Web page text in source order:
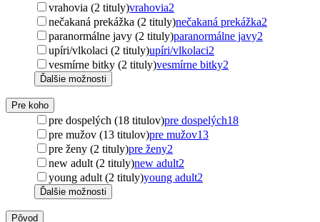
vrahovia (2 tituly)vrahovia2
nečakaná prekážka (2 tituly)nečakaná prekážka2
paranormálne javy (2 tituly)paranormálne javy2
upíri/vlkolaci (2 tituly)upíri/vlkolaci2
vesmírne bitky (2 tituly)vesmírne bitky2
Ďalšie možnosti
Pre koho
pre dospelých (18 titulov)pre dospelých18
pre mužov (13 titulov)pre mužov13
pre ženy (2 tituly)pre ženy2
new adult (2 tituly)new adult2
young adult (2 tituly)young adult2
Ďalšie možnosti
Pôvod